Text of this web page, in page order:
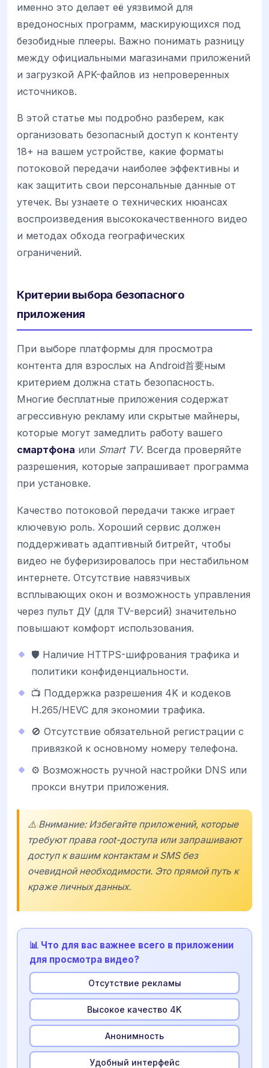
именно это делает её уязвимой для
вредоносных программ, маскирующихся под
безобидные плееры. Важно понимать разницу
между официальными магазинами приложений
и загрузкой APK-файлов из непроверенных
источников.
В этой статье мы подробно разберем, как
организовать безопасный доступ к контенту
18+ на вашем устройстве, какие форматы
потоковой передачи наиболее эффективны и
как защитить свои персональные данные от
утечек. Вы узнаете о технических нюансах
воспроизведения высококачественного видео
и методах обхода географических
ограничений.
Критерии выбора безопасного
приложения
При выборе платформы для просмотра
контента для взрослых на Android首要ным
критерием должна стать безопасность.
Многие бесплатные приложения содержат
агрессивную рекламу или скрытые майнеры,
которые могут замедлить работу вашего
смартфона или Smart TV. Всегда проверяйте
разрешения, которые запрашивает программа
при установке.
Качество потоковой передачи также играет
ключевую роль. Хороший сервис должен
поддерживать адаптивный битрейт, чтобы
видео не буферизировалось при нестабильном
интернете. Отсутствие навязчивых
всплывающих окон и возможность управления
через пульт ДУ (для TV-версий) значительно
повышают комфорт использования.
🛡️ Наличие HTTPS-шифрования трафика и
политики конфиденциальности.
📺 Поддержка разрешения 4K и кодеков
H.265/HEVC для экономии трафика.
🚫 Отсутствие обязательной регистрации с
привязкой к основному номеру телефона.
⚙️ Возможность ручной настройки DNS или
прокси внутри приложения.
⚠️ Внимание: Избегайте приложений, которые
требуют права root-доступа или запрашивают
доступ к вашим контактам и SMS без
очевидной необходимости. Это прямой путь к
краже личных данных.
📊 Что для вас важнее всего в приложении
для просмотра видео?
Отсутствие рекламы
Высокое качество 4K
Анонимность
Удобный интерфейс